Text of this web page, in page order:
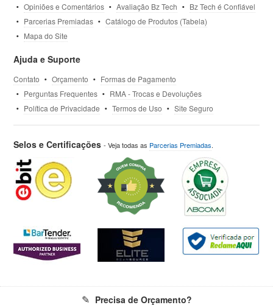
Opiniões e Comentários
Avaliação Bz Tech
Bz Tech é Confiável
Parcerias Premiadas
Catálogo de Produtos (Tabela)
Mapa do Site
Ajuda e Suporte
Contato Orçamento
Formas de Pagamento
Perguntas Frequentes
RMA - Trocas e Devoluções
Política de Privacidade
Termos de Uso Site Seguro
Selos e Certificações- Veja todas as Parcerias Premiadas.
Precisa de Orçamento?